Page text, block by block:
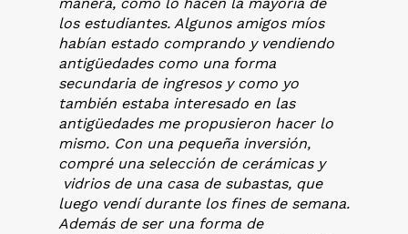
los estudiantes. Algunos amigos míos
habían estado comprando y vendiendo
antigüedades como una forma
secundaria de ingresos y como yo
también estaba interesado en las
antigüedades me propusieron hacer lo
mismo. Con una pequeña inversión,
compré una selección de cerámicas y
vidrios de una casa de subastas, que
luego vendí durante los fines de semana.
Además de ser una forma de